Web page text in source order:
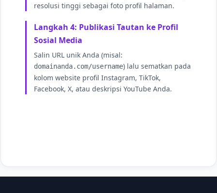
resolusi tinggi sebagai foto profil halaman.
Langkah 4: Publikasi Tautan ke Profil
Sosial Media
Salin URL unik Anda (misal:
domainanda.com/username) lalu sematkan pada
kolom website profil Instagram, TikTok,
Facebook, X, atau deskripsi YouTube Anda.